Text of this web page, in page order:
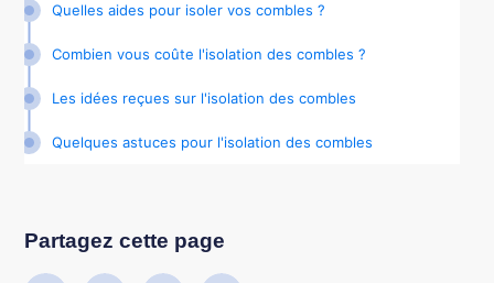
Quelles aides pour isoler vos combles ?
Combien vous coûte l'isolation des combles ?
Les idées reçues sur l'isolation des combles
Quelques astuces pour l'isolation des combles
Partagez cette page